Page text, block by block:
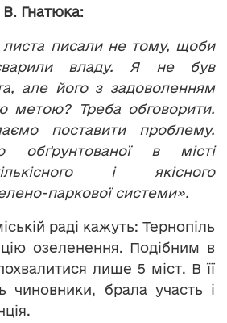
В. Гнатюка:
листа писали не тому, щоби
владу. Я не був
але його з задоволенням
метою? Треба обговорити.
поставити проблему.
обґрунтованої в місті
і якісного
паркової системи».
раді кажуть: Тернопіль
озеленення. Подібним в
лише 5 міст. В її
чиновники, брала участь і